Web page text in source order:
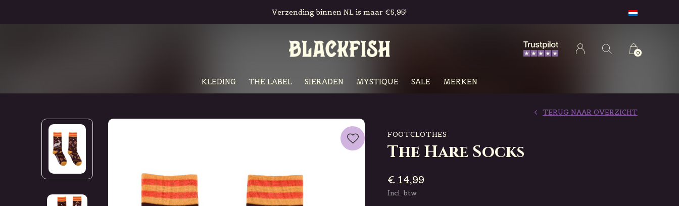
KLEDING THE LABEL SIERADEN MYSTIQUE SALE MERKEN
0
Gratis in-store pickup & retour
FOOTCLOTHES
The Hare Socks
TERUG NAAR OVERZICHT
€ 14,99
Incl. btw